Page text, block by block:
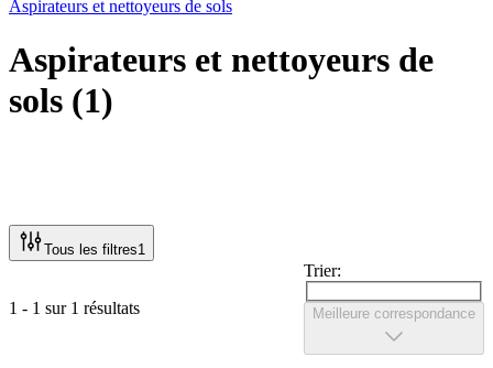
Aspirateurs et nettoyeurs de sols
Aspirateurs et nettoyeurs de
sols (1)
Tous les filtres1
1 - 1 sur 1 résultats
Trier:
Meilleure correspondance